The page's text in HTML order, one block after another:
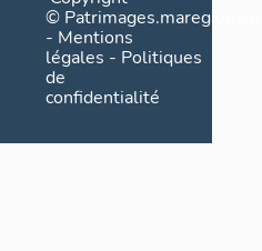
©
- Mentions
légales - Politiques
de
confidentialité